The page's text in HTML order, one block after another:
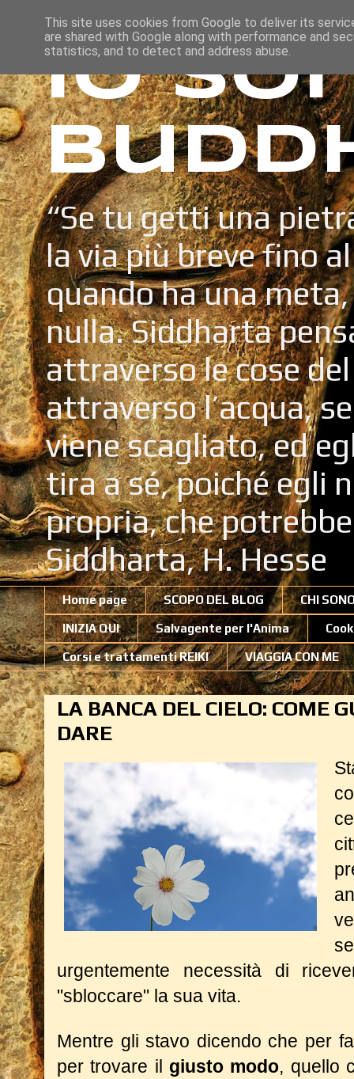
Io
“Se tu getti una
la via più breve fino
quando ha una
nulla. Siddharta
attraverso le cose
attraverso l’acqua,
viene scagliato, ed
tira a sé, poiché egli
propria, che
Siddharta, H. Hesse
Home page SCOPO DEL BLOG CHI
INIZIA QUI Salvagente per l'Anima
Corsi e trattamenti REIKI VIAGGIA CON ME
LA BANCA DEL CIELO: COME
DARE
urgentemente necessità di
"sbloccare" la sua vita.
Mentre gli stavo dicendo che per
per trovare il giusto modo, quello
This site uses cookies from Google to deliver its
are shared with Google along with performance and
statistics, and to detect and address abuse.